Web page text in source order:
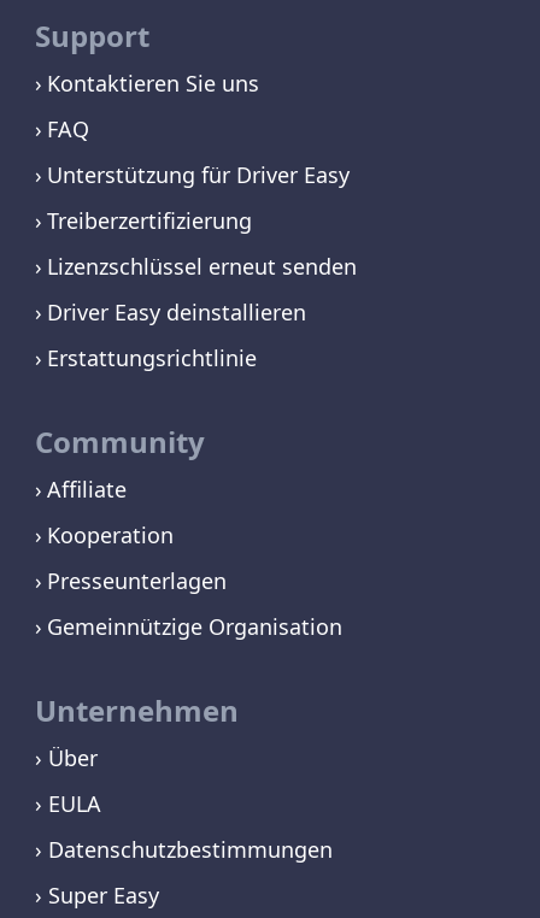
Support
Kontaktieren Sie uns
FAQ
Unterstützung für Driver Easy
Treiberzertifizierung
Lizenzschlüssel erneut senden
Driver Easy deinstallieren
Erstattungsrichtlinie
Community
Affiliate
Kooperation
Presseunterlagen
Gemeinnützige Organisation
Unternehmen
› Über
› EULA
› Datenschutzbestimmungen
› Super Easy